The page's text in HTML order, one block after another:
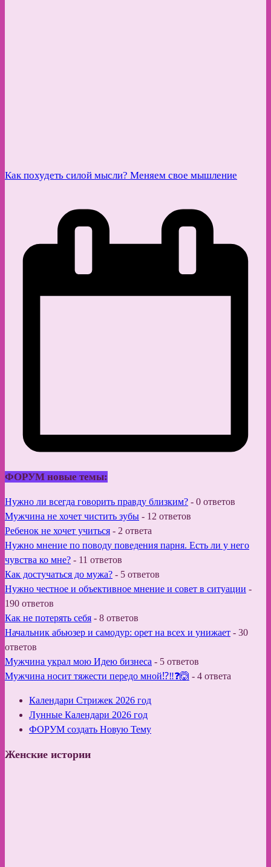
Как похудеть силой мысли? Меняем свое мышление
ФОРУМ новые темы:
Нужно ли всегда говорить правду близким? - 0 ответов
Мужчина не хочет чистить зубы - 12 ответов
Ребенок не хочет учиться - 2 ответа
Нужно мнение по поводу поведения парня. Есть ли у него
чувства ко мне? - 11 ответов
Как достучаться до мужа? - 5 ответов
Нужно честное и объективное мнение и совет в ситуации -
190 ответов
Как не потерять себя - 8 ответов
Начальник абьюзер и самодур: орет на всех и унижает - 30
ответов
Мужчина украл мою Идею бизнеса - 5 ответов
Мужчина носит тяжести передо мной⁉️‼️❓🙆 - 4 ответа
Календари Стрижек 2026 год
Лунные Календари 2026 год
ФОРУМ создать Новую Тему
Женские истории